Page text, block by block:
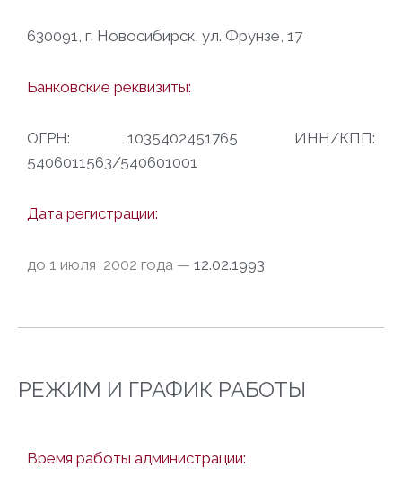
630091, г. Новосибирск, ул. Фрунзе, 17
Банковские реквизиты:
ОГРН: 1035402451765 ИНН/КПП:
5406011563/540601001
Дата регистрации:
до 1 июля 2002 года — 12.02.1993
РЕЖИМ И ГРАФИК РАБОТЫ
Время работы администрации: